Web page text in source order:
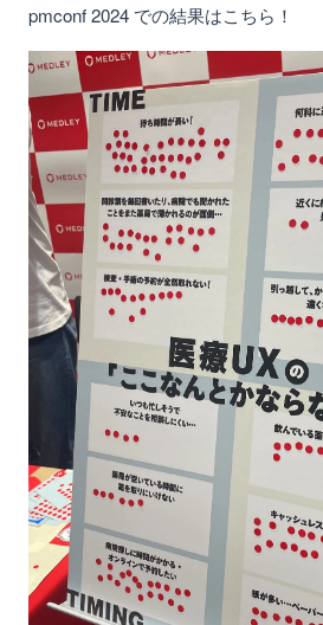
pmconf 2024 での結果はこちら！